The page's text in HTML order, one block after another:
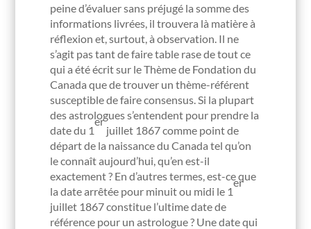
peine d’évaluer sans préjugé la somme des
informations livrées, il trouvera là matière à
réflexion et, surtout, à observation. Il ne
s’agit pas tant de faire table rase de tout ce
qui a été écrit sur le Thème de Fondation du
Canada que de trouver un thème-référent
susceptible de faire consensus. Si la plupart
des astrologues s’entendent pour prendre la
date du 1
er
juillet 1867 comme point de
départ de la naissance du Canada tel qu’on
le connaît aujourd’hui, qu’en est-il
exactement ? En d’autres termes, est-ce que
la date arrêtée pour minuit ou midi le 1
er
juillet 1867 constitue l’ultime date de
référence pour un astrologue ? Une date qui